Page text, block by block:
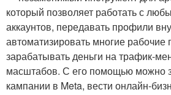
который позволяет работать с
аккаунтов, передавать профили
автоматизировать многие рабочие
зарабатывать деньги на трафик-
масштабов. С его помощью можно
кампании в Meta, вести онлайн-